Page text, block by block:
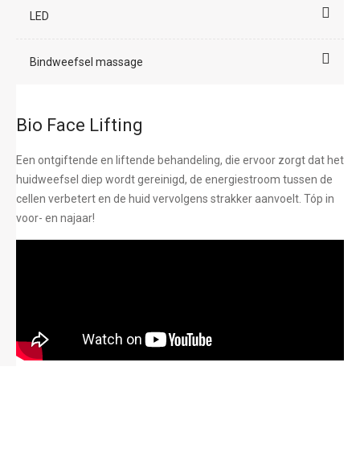
LED
Bindweefsel massage
Bio Face Lifting
Een ontgiftende en liftende behandeling, die ervoor zorgt dat het
huidweefsel diep wordt gereinigd, de energiestroom tussen de
cellen verbetert en de huid vervolgens strakker aanvoelt. Tóp in
voor- en najaar!